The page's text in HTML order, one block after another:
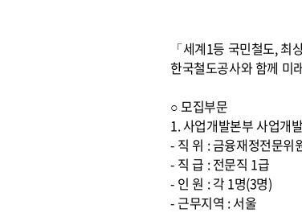
「세계1등 국민철도, 최
한국철도공사와 함께 미
○ 모집부문
1. 사업개발본부 사업개
- 직 위 : 금융재정전문위
- 직 급 : 전문직 1급
- 인 원 : 각 1명(3명)
- 근무지역 : 서울